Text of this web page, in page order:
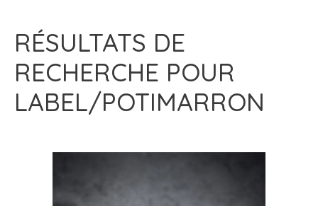
RÉSULTATS DE
RECHERCHE POUR
LABEL/POTIMARRON